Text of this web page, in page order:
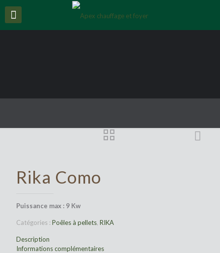
Rika Como
Puissance max : 9 Kw
Catégories : Poêles à pellets, RIKA
Description
Informations complémentaires